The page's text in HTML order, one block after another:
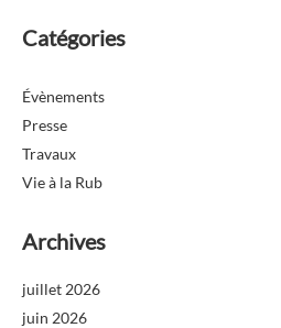
Catégories
Évènements
Presse
Travaux
Vie à la Rub
Archives
juillet 2026
juin 2026